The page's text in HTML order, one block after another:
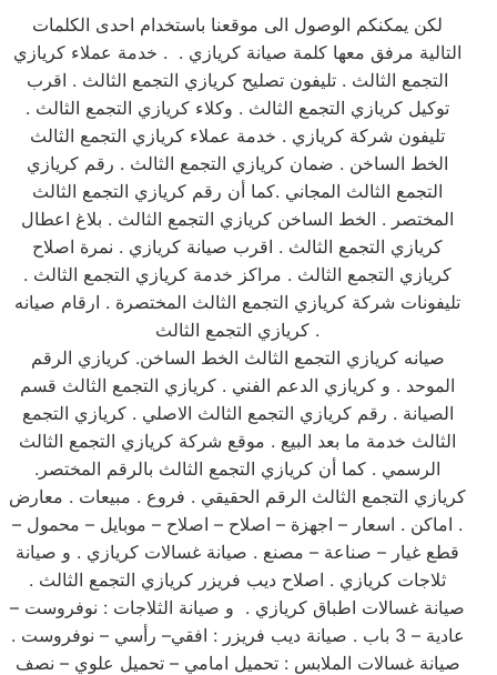
لكن يمكنكم الوصول الى موقعنا باستخدام احدى الكلمات
التالية مرفق معها كلمة صيانة كريازي . . خدمة عملاء كريازي
التجمع الثالث . تليفون تصليح كريازي التجمع الثالث . اقرب
توكيل كريازي التجمع الثالث . وكلاء كريازي التجمع الثالث .
تليفون شركة كريازي . خدمة عملاء كريازي التجمع الثالث
الخط الساخن . ضمان كريازي التجمع الثالث . رقم كريازي
التجمع الثالث المجاني .كما أن رقم كريازي التجمع الثالث
المختصر . الخط الساخن كريازي التجمع الثالث . بلاغ اعطال
كريازي التجمع الثالث . اقرب صيانة كريازي . نمرة اصلاح
كريازي التجمع الثالث . مراكز خدمة كريازي التجمع الثالث .
تليفونات شركة كريازي التجمع الثالث المختصرة . ارقام صيانه
كريازي التجمع الثالث .
صيانه كريازي التجمع الثالث الخط الساخن. كريازي الرقم
الموحد . و كريازي الدعم الفني . كريازي التجمع الثالث قسم
الصيانة . رقم كريازي التجمع الثالث الاصلي . كريازي التجمع
الثالث خدمة ما بعد البيع . موقع شركة كريازي التجمع الثالث
الرسمي . كما أن كريازي التجمع الثالث بالرقم المختصر.
كريازي التجمع الثالث الرقم الحقيقي . فروع . مبيعات . معارض
. اماكن . اسعار – اجهزة – اصلاح – اصلاح – موبايل – محمول –
قطع غيار – صناعة – مصنع . صيانة غسالات كريازي . و صيانة
ثلاجات كريازي . اصلاح ديب فريزر كريازي التجمع الثالث .
صيانة غسالات اطباق كريازي . و صيانة الثلاجات : نوفروست –
عادية – 3 باب . صيانة ديب فريزر : افقي– رأسي – نوفروست .
صيانة غسالات الملابس : تحميل امامي – تحميل علوي – نصف